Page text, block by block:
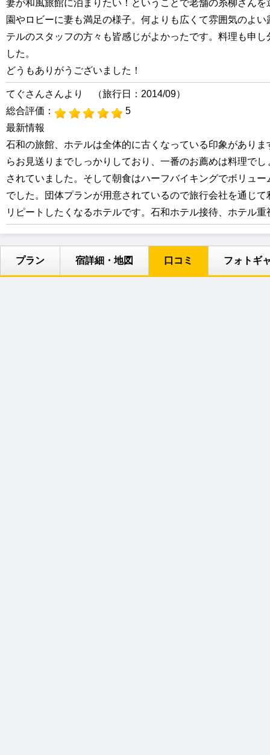
妻が和風旅館に泊まりたい！ということで老舗の糸柳さん
園やロビーに妻も満足の様子。何よりも広くて雰囲気のよ
テルのスタッフの方々も皆感じがよかったです。料理も申
した。
どうもありがうございました！
てぐさんさんより （旅行日：2014/09）
総合評価：
5
最新情報
石和の旅館、ホテルは全体的に古くなっている印象があり
らお見送りまでしっかりしており、一番のお薦めは料理で
されていました。そして朝食はハーフバイキングでボリュ
でした。団体プランが用意されているので旅行会社を通じ
リピートしたくなるホテルです。石和ホテル接待、ホテル
プラン 宿詳細・地図 口コミ フォトギ